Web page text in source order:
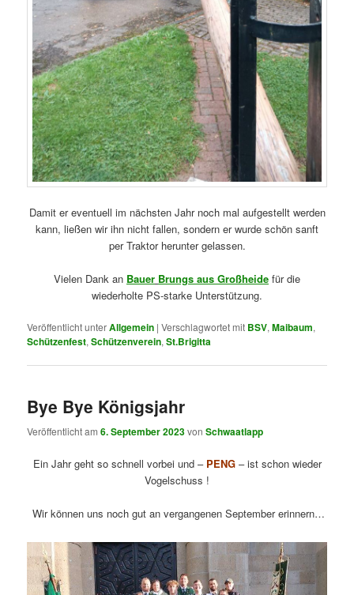
Damit er eventuell im nächsten Jahr noch mal aufgestellt werden
kann, ließen wir ihn nicht fallen, sondern er wurde schön sanft
per Traktor herunter gelassen.
Vielen Dank an Bauer Brungs aus Großheide für die
wiederholte PS-starke Unterstützung.
Veröffentlicht unterAllgemein |Verschlagwortet mit BSV,Maibaum,
Schützenfest,Schützenverein,St.Brigitta
Bye Bye Königsjahr
Veröffentlicht am6. September 2023vonSchwaatlapp
Ein Jahr geht so schnell vorbei und – PENG– ist schon wieder
Vogelschuss !
Wir können uns noch gut an vergangenen September erinnern…